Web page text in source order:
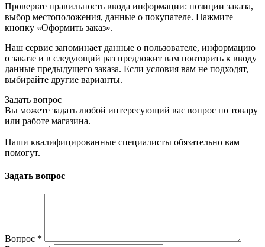
Проверьте правильность ввода информации: позиции заказа,
выбор местоположения, данные о покупателе. Нажмите
кнопку «Оформить заказ».
Наш сервис запоминает данные о пользователе, информацию
о заказе и в следующий раз предложит вам повторить к вводу
данные предыдущего заказа. Если условия вам не подходят,
выбирайте другие варианты.
Задать вопрос
Вы можете задать любой интересующий вас вопрос по товару
или работе магазина.
Наши квалифицированные специалисты обязательно вам
помогут.
Задать вопрос
Вопрос *